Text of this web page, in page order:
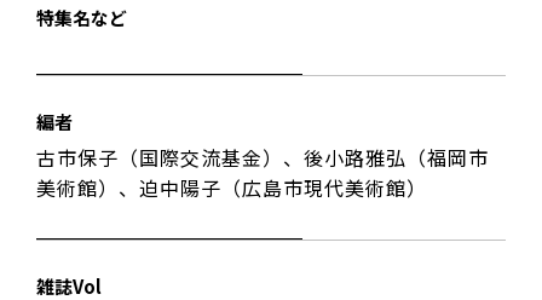
特集名など
編者
古市保子（国際交流基金）、後小路雅弘（福岡市
美術館）、迫中陽子（広島市現代美術館）
雑誌Vol